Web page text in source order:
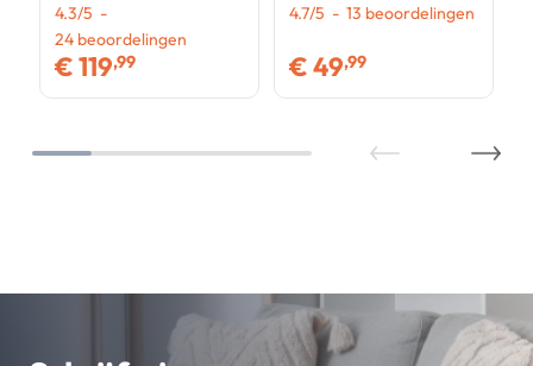
verouderd effect in
industrieel design 140 cm
4.3/5 -
24 beoordelingen
€119,99
industrieel ontwerp
4.7/5 - 13 beoordelingen
€49,99